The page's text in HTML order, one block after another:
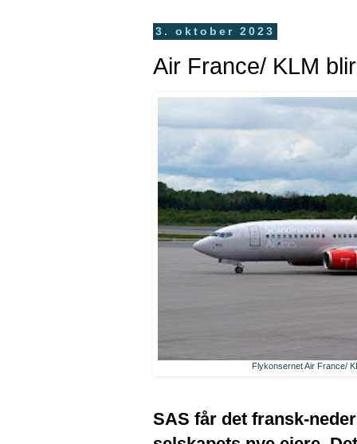
3. oktober 2023
Air France/ KLM
Flykonsernet Air France/
SAS får det fransk-